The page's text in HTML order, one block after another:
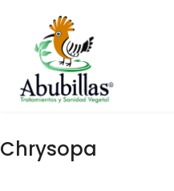
Chrysopa